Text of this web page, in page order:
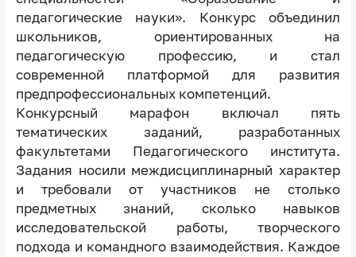
педагогические науки». Конкурс объединил
школьников, ориентированных на
педагогическую профессию, и стал
современной платформой для развития
предпрофессиональных компетенций.
Конкурсный марафон включал пять
тематических заданий, разработанных
факультетами Педагогического института.
Задания носили междисциплинарный характер
и требовали от участников не столько
предметных знаний, сколько навыков
исследовательской работы, творческого
подхода и командного взаимодействия. Каждое